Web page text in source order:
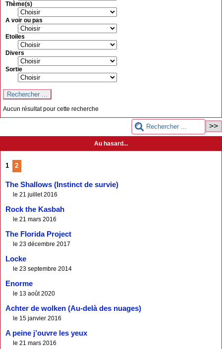
Thème(s)
A voir ou pas
Etoiles
Divers
Sortie
Aucun résultat pour cette recherche
Au hasard...
1 2
The Shallows (Instinct de survie)
le 21 juillet 2016
Rock the Kasbah
le 21 mars 2016
The Florida Project
le 23 décembre 2017
Locke
le 23 septembre 2014
Enorme
le 13 août 2020
Achter de wolken (Au-delà des nuages)
le 15 janvier 2016
A peine j’ouvre les yeux
le 21 mars 2016